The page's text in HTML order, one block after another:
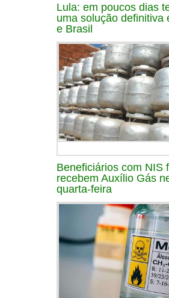
Lula: em poucos dias
uma solução definitiva
e Brasil
Beneficiários com NIS
recebem Auxílio Gás
quarta-feira